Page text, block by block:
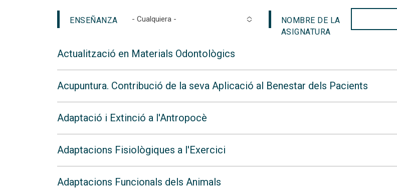
ENSEÑANZA - Cualquiera -
NOMBRE DE LA
ASIGNATURA
Actualització en Materials Odontològics
Acupuntura. Contribució de la seva Aplicació al Benestar dels Pacients
Adaptació i Extinció a l'Antropocè
Adaptacions Fisiològiques a l'Exercici
Adaptacions Funcionals dels Animals